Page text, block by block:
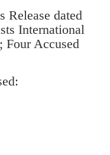
Release dated
International
Four Accused